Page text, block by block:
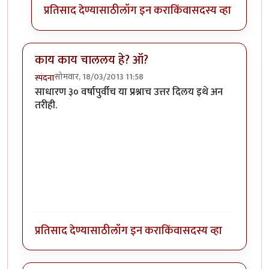
प्रतिसाद देण्यासाठीलॉग इन कराकिंवासदस्य व्हा
काय काय चाललय हे? ऑ?
स्पंदनासोमवार, 18/03/2013 11:58
साधारण ३० वर्षापुर्वीच या प्रश्नाच उत्तर दिलय इथे अन
तरीही.
प्रतिसाद देण्यासाठीलॉग इन कराकिंवासदस्य व्हा